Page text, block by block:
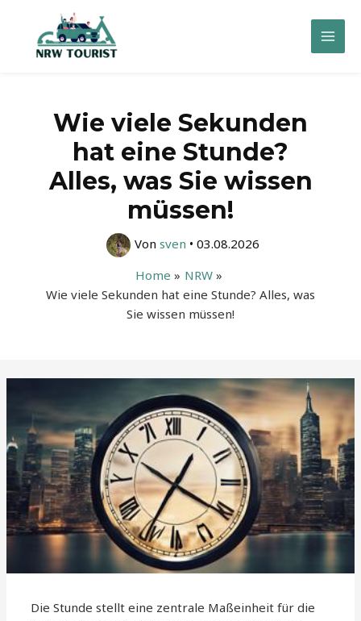
springen
Main
Wie viele Sekunden
hat eine Stunde?
Alles, was Sie wissen
müssen!
Von sven • 03.08.2026
Home
NRW
Wie viele Sekunden hat eine Stunde? Alles, was
Sie wissen müssen!
Die Stunde stellt eine zentrale Maßeinheit für die